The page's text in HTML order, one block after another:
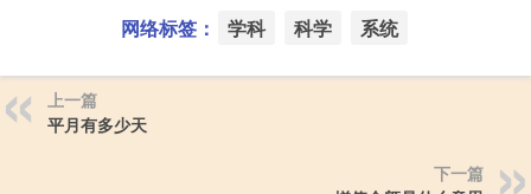
网络标签： 学科 科学 系统
上一篇
平月有多少天
下一篇